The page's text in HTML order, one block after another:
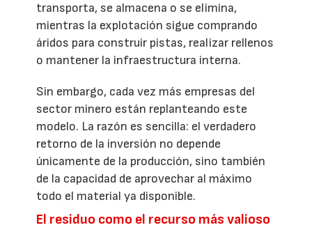
transporta, se almacena o se elimina,
mientras la explotación sigue comprando
áridos para construir pistas, realizar rellenos
o mantener la infraestructura interna.
Sin embargo, cada vez más empresas del
sector minero están replanteando este
modelo. La razón es sencilla: el verdadero
retorno de la inversión no depende
únicamente de la producción, sino también
de la capacidad de aprovechar al máximo
todo el material ya disponible.
El residuo como el recurso más valioso